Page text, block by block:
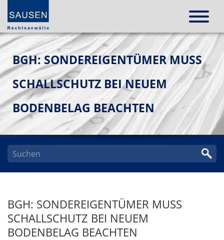
BGH: SONDEREIGENTÜMER MUSS
SCHALLSCHUTZ BEI NEUEM
BODENBELAG BEACHTEN
BGH: SONDEREIGENTÜMER MUSS
SCHALLSCHUTZ BEI NEUEM
BODENBELAG BEACHTEN